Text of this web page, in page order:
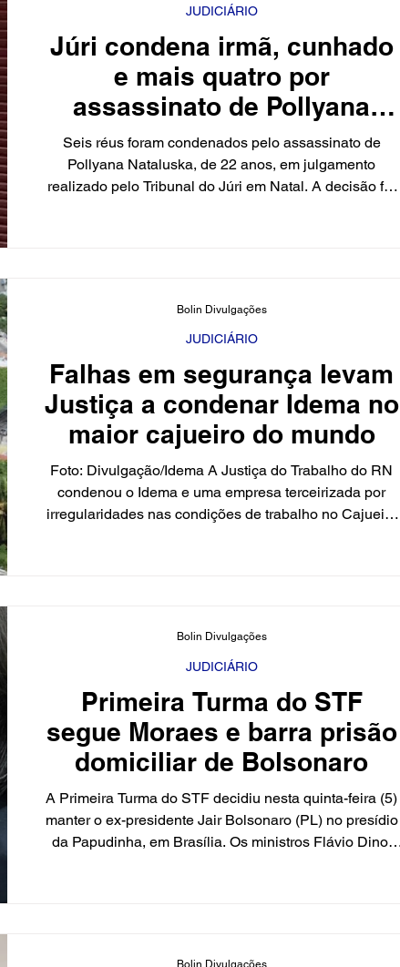
Maria Fernand
Júri condena irmã, cunhado
e mais quatro por
assassinato de Pollyana
Nataluska
Seis réus foram condenados pelo assassinato de
Pollyana Nataluska, de 22 anos, em julgamento
realizado pelo Tribunal do Júri em Natal. A decisão foi
Nataluska Costa de Medeiros, cunhado e irmã da
vítima, respectivamente nesta
JUDICIÁRIO
Falhas em segurança levam
Justiça a condenar Idema no
maior cajueiro do mundo
Foto: Divulgação/Idema A Justiça do Trabalho do RN
condenou o Idema e uma empresa terceirizada por
irregularidades nas condições de trabalho no Cajueiro
combate a incêndio, além de condições inadequadas
nas instalações sani
JUDICIÁRIO
Bolin Divulgações
Primeira Turma do STF
segue Moraes e barra prisão
domiciliar de Bolsonaro
A Primeira Turma do STF decidiu nesta quinta-feira (5)
manter o ex-presidente Jair Bolsonaro (PL) no presídio
da Papudinha, em Brasília. Os ministros Flávio Dino,
JUDICIÁRIO
Bolin Divulgações
Bolin Divulgações